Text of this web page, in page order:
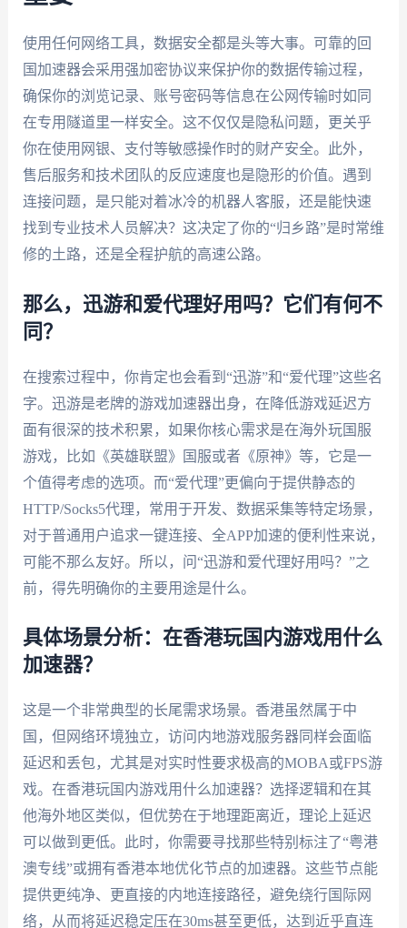
使用任何网络工具，数据安全都是头等大事。可靠的回
国加速器会采用强加密协议来保护你的数据传输过程，
确保你的浏览记录、账号密码等信息在公网传输时如同
在专用隧道里一样安全。这不仅仅是隐私问题，更关乎
你在使用网银、支付等敏感操作时的财产安全。此外，
售后服务和技术团队的反应速度也是隐形的价值。遇到
连接问题，是只能对着冰冷的机器人客服，还是能快速
找到专业技术人员解决？这决定了你的“归乡路”是时常维
修的土路，还是全程护航的高速公路。
那么，迅游和爱代理好用吗？它们有何不
同？
在搜索过程中，你肯定也会看到“迅游”和“爱代理”这些名
字。迅游是老牌的游戏加速器出身，在降低游戏延迟方
面有很深的技术积累，如果你核心需求是在海外玩国服
游戏，比如《英雄联盟》国服或者《原神》等，它是一
个值得考虑的选项。而“爱代理”更偏向于提供静态的
HTTP/Socks5代理，常用于开发、数据采集等特定场景，
对于普通用户追求一键连接、全APP加速的便利性来说，
可能不那么友好。所以，问“迅游和爱代理好用吗？”之
前，得先明确你的主要用途是什么。
具体场景分析：在香港玩国内游戏用什么
加速器？
这是一个非常典型的长尾需求场景。香港虽然属于中
国，但网络环境独立，访问内地游戏服务器同样会面临
延迟和丢包，尤其是对实时性要求极高的MOBA或FPS游
戏。在香港玩国内游戏用什么加速器？选择逻辑和在其
他海外地区类似，但优势在于地理距离近，理论上延迟
可以做到更低。此时，你需要寻找那些特别标注了“粤港
澳专线”或拥有香港本地优化节点的加速器。这些节点能
提供更纯净、更直接的内地连接路径，避免绕行国际网
络，从而将延迟稳定压在30ms甚至更低，达到近乎直连